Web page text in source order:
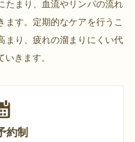
たまり、血流やリンパの流れ
す。 定期的なケアを行うこ
まり、疲れの溜まりにくい代
きます。
約制